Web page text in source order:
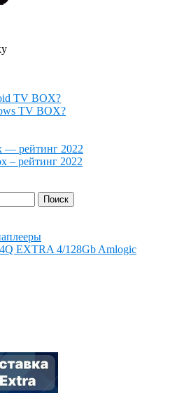
TV BOX?
TV BOX?
— рейтинг 2022
– рейтинг 2022
EXTRA 4/128Gb Amlogic